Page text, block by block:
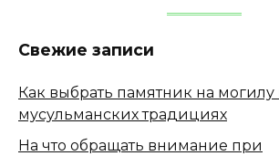
Свежие записи
Как выбрать памятник на могилу
мусульманских традициях
На что обращать внимание при